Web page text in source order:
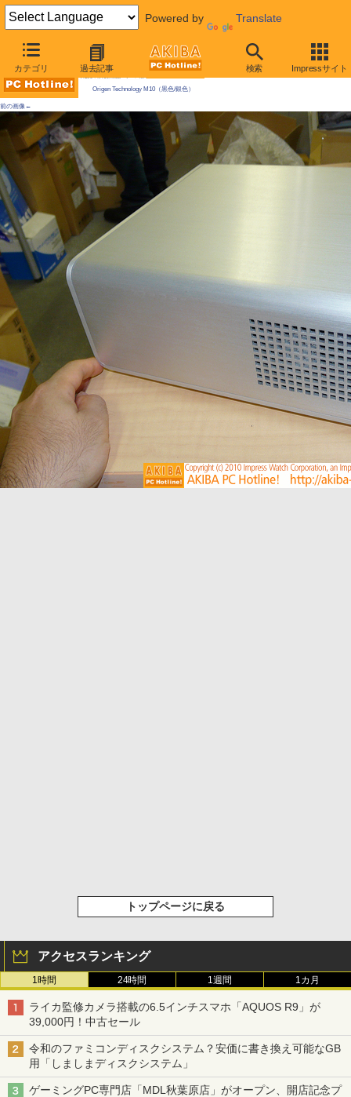
Powered by Translate
カテゴリ 過去記事 検索 Impressサイト
AKIBA PC Hotline! 2010年7月3日号
Origen Technology M10（黒色/銀色）
前の画像←
トップページに戻る
アクセスランキング
1時間 24時間 1週間 1カ月
ライカ監修カメラ搭載の6.5インチスマホ「AQUOS R9」が
39,000円！中古セール
令和のファミコンディスクシステム？安価に書き換え可能なGB
用「しましまディスクシステム」
ゲーミングPC専門店「MDL秋葉原店」がオープン、開店記念プ